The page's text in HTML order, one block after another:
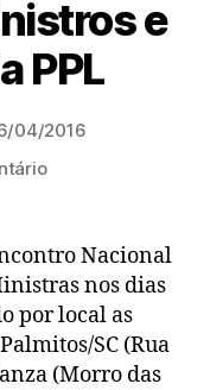
e
PPL
04/2016
em
de
Lideranças,
Ministros
e
Ministras
da
Nacional
nos dias
por local as
SC (Rua
(Morro das